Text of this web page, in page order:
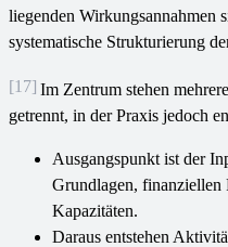
liegenden Wirkungsannahmen
systematische Strukturierung
[17] Im Zentrum stehen
getrennt, in der Praxis jedoch
Ausgangspunkt ist der
Grundlagen, finanziellen
Kapazitäten.
Daraus entstehen